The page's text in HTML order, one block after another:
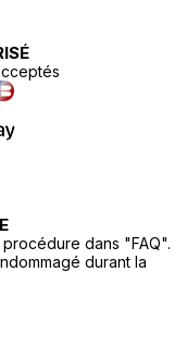
dans "FAQ".
durant la